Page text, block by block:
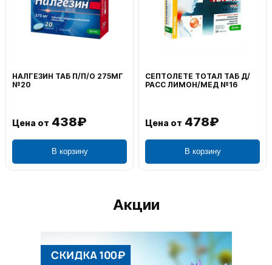
НАЛГЕЗИН ТАБ П/П/О 275МГ
№20
Цена от 438₽
В корзину
СЕПТОЛЕТЕ ТОТАЛ ТАБ Д/
РАСС ЛИМОН/МЕД №16
Цена от 478₽
В корзину
Акции